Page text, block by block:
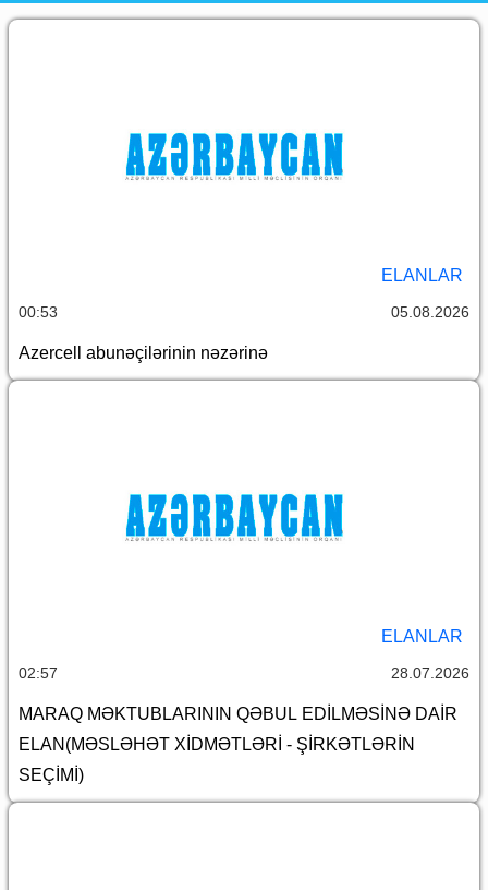
ELANLAR
00:53 05.08.2026
Azercell abunəçilərinin nəzərinə
ELANLAR
02:57 28.07.2026
MARAQ MƏKTUBLARININ QƏBUL EDİLMƏSİNƏ DAİR
ELAN(MƏSLƏHƏT XİDMƏTLƏRİ - ŞİRKƏTLƏRİN
SEÇİMİ)